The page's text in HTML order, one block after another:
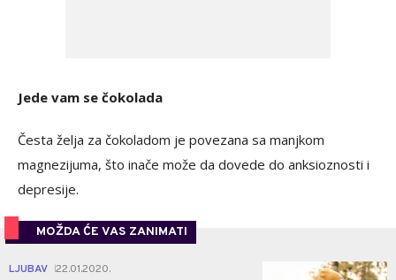
Jede vam se čokolada
Česta želja za čokoladom je povezana sa manjkom
magnezijuma, što inače može da dovede do anksioznosti i
depresije.
MOŽDA ĆE VAS ZANIMATI
LJUBAV 22.01.2020. 0